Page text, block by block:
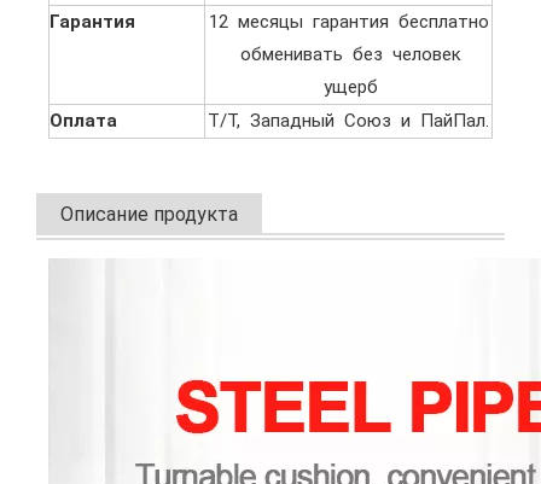
Гарантия
12 месяцы гарантия бесплатно
обменивать без человек
ущерб
Оплата
Т/Т, Западный Союз и ПайПал.
Описание продукта